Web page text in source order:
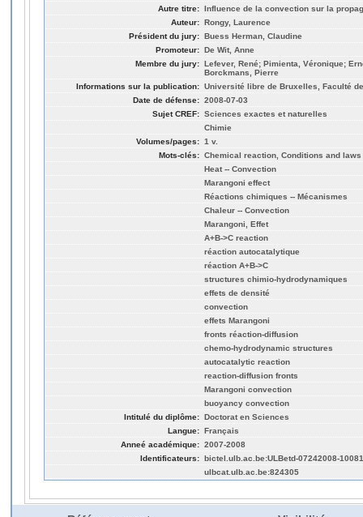
Autre titre: Influence de la convection sur la
Auteur: Rongy, Laurence
Président du jury: Buess Herman, Claudine
Promoteur: De Wit, Anne
Membre du jury: Lefever, René; Pimienta, Véronique;
Borckmans, Pierre
Informations sur la publication: Université libre de Bruxelles, Faculté
Date de défense: 2008-07-03
Sujet CREF: Sciences exactes et naturelles
Chimie
Volumes/pages: 1 v.
Mots-clés: Chemical reaction, Conditions and laws
Heat -- Convection
Marangoni effect
Réactions chimiques -- Mécanismes
Chaleur -- Convection
Marangoni, Effet
A+B->C reaction
réaction autocatalytique
réaction A+B->C
structures chimio-hydrodynamiques
effets de densité
convection
effets Marangoni
fronts réaction-diffusion
chemo-hydrodynamic structures
autocatalytic reaction
reaction-diffusion fronts
Marangoni convection
buoyancy convection
Intitulé du diplôme: Doctorat en Sciences
Langue: Français
Anneé académique: 2007-2008
Identificateurs: bictel.ulb.ac.be:ULBetd-07242008-
ulbcat.ulb.ac.be:824305